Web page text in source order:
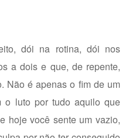
dói na rotina, dói nos
a dois e que, de repente,
Não é apenas o fim de um
o luto por tudo aquilo que
hoje você sente um vazio,